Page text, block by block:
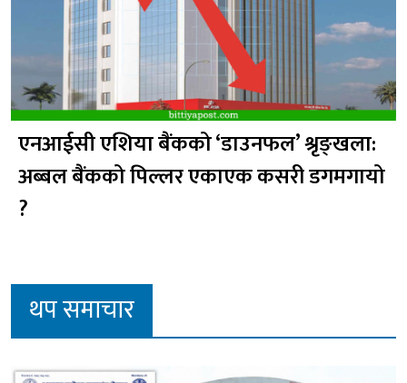
एनआईसी एशिया बैंकको ‘डाउनफल’ श्रृङ्खला:
अब्बल बैंकको पिल्लर एकाएक कसरी डगमगायो
?
थप समाचार